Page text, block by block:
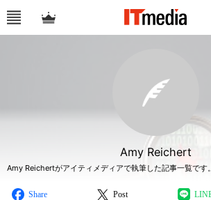
Amy Reichert
Amy Reichertがアイティメディアで執筆した記事一覧です。
Share Post